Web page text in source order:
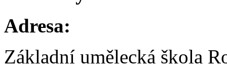
Adresa:
Základní umělecká škola